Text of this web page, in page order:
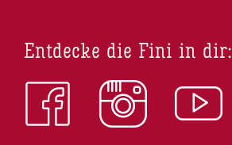
Entdecke die Fini in dir: